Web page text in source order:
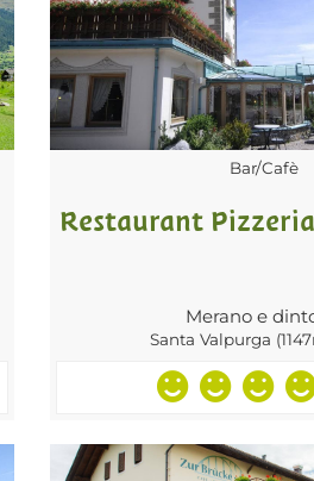
Bar/Cafè
Restaurant
Merano e
Santa Valpurga